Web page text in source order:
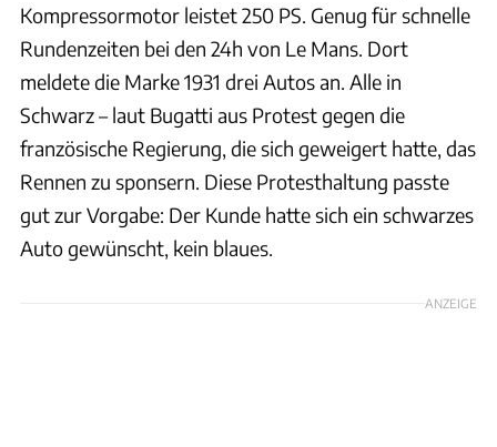
Kompressormotor leistet 250 PS. Genug für schnelle
Rundenzeiten bei den 24h von Le Mans. Dort
meldete die Marke 1931 drei Autos an. Alle in
Schwarz – laut Bugatti aus Protest gegen die
französische Regierung, die sich geweigert hatte, das
Rennen zu sponsern. Diese Protesthaltung passte
gut zur Vorgabe: Der Kunde hatte sich ein schwarzes
Auto gewünscht, kein blaues.
ANZEIGE